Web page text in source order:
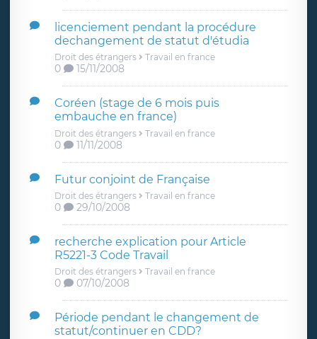
licenciement pendant la procédure
dechangement de statut d'étudia
Droit des étrangers Travail en france
0 15/11/2008
Coréen (stage de 6 mois puis
embauche en france)
Droit des étrangers Travail en france
0 11/11/2008
Futur conjoint de Française
Droit des étrangers Travail en france
0 29/10/2008
recherche explication pour Article
R5221-3 Code Travail
Droit des étrangers Travail en france
0 07/10/2008
Période pendant le changement de
statut/continuer en CDD?